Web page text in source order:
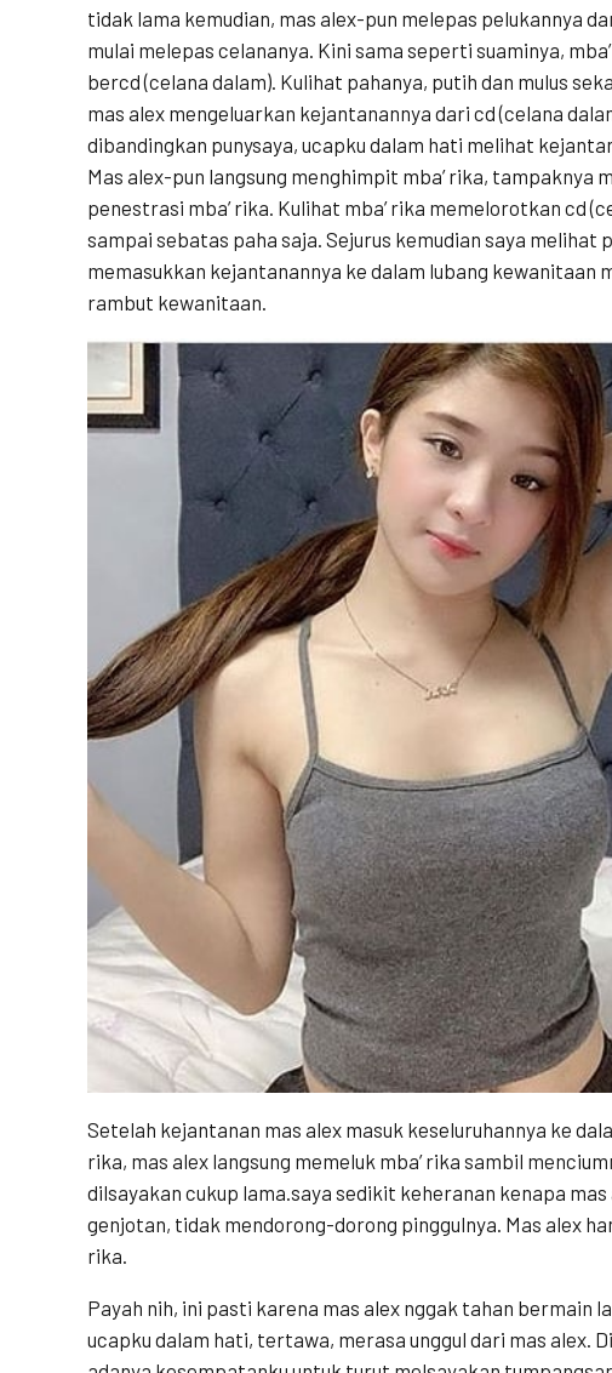
tidak lama kemudian, mas alex-pun melepas pelukannya
mulai melepas celananya. Kini sama seperti suaminya,
bercd (celana dalam). Kulihat pahanya, putih dan mulus
mas alex mengeluarkan kejantanannya dari cd (celana
dibandingkan punysaya, ucapku dalam hati melihat
Mas alex-pun langsung menghimpit mba’ rika, tampaknya
penestrasi mba’ rika. Kulihat mba’ rika memelorotkan cd
sampai sebatas paha saja. Sejurus kemudian saya melihat
memasukkan kejantanannya ke dalam lubang kewanitaan
rambut kewanitaan.
Setelah kejantanan mas alex masuk keseluruhannya ke
rika, mas alex langsung memeluk mba’ rika sambil
dilsayakan cukup lama.saya sedikit keheranan kenapa
genjotan, tidak mendorong-dorong pinggulnya. Mas alex
rika.
Payah nih, ini pasti karena mas alex nggak tahan bermain
ucapku dalam hati, tertawa, merasa unggul dari mas alex.